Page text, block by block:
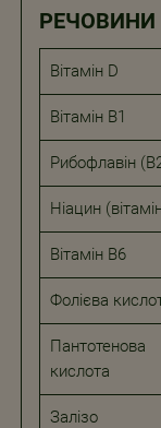
РЕЧОВИНИ
Вітамін D
Вітамін В1
Рибофлавін
Ніацин
Вітамін В6
Фолієва
Пантотенова
кислота
Залізо